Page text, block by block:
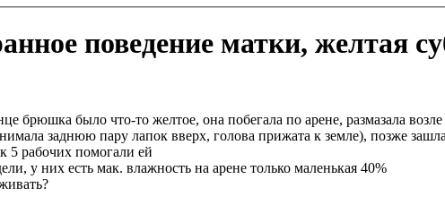
поведение матки, желтая
брюшка было что-то желтое, она побегала по арене, размазала
заднюю пару лапок вверх, голова прижата к земле), позже
5 рабочих помогали ей
у них есть мак. влажность на арене только маленькая 40%